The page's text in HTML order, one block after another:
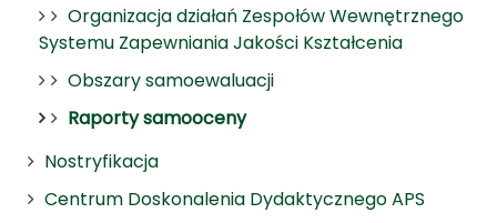
Organizacja działań Zespołów Wewnętrznego
Systemu Zapewniania Jakości Kształcenia
Obszary samoewaluacji
Raporty samooceny
Nostryfikacja
Centrum Doskonalenia Dydaktycznego APS